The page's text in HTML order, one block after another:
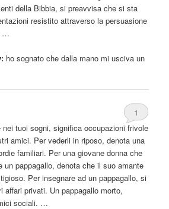
della Bibbia, si preavvisa che si sta
resistito attraverso la persuasione
…
ho sognato chedalla mano mi usciva un
1
nei tuoi sogni, significa occupazioni frivole
amici. Per vederli in riposo, denota una
familiari. Per una giovane donna che
un pappagallo, denota che il suo amante
Per insegnare ad un pappagallo, si
affari privati. Un pappagallo morto,
sociali. …